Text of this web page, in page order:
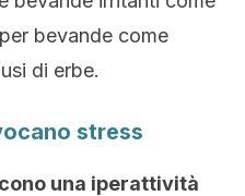
bevande come
di erbe.
stress
una iperattività